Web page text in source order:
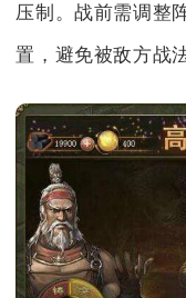
压制。战前需调整
置，避免被敌方战